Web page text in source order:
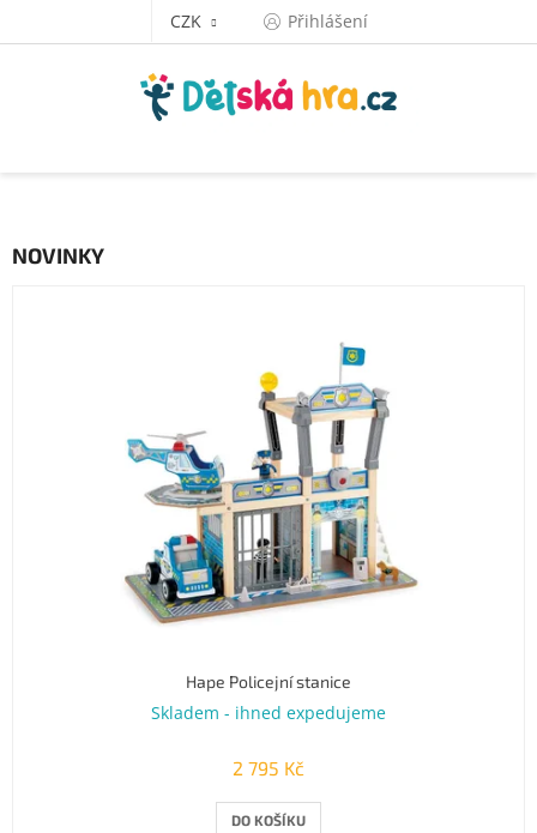
CZK Přihlášení
NOVINKY
Hape Policejní stanice
Skladem - ihned expedujeme
2 795 Kč
DO KOŠÍKU